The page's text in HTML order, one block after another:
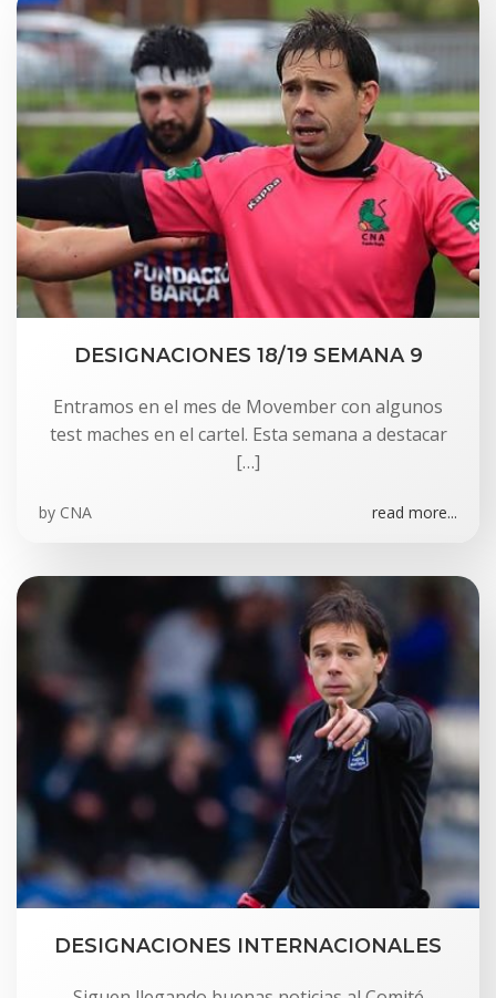
DESIGNACIONES 18/19 SEMANA 9
Entramos en el mes de Movember con algunos
test maches en el cartel. Esta semana a destacar
[…]
by CNA read more...
DESIGNACIONES INTERNACIONALES